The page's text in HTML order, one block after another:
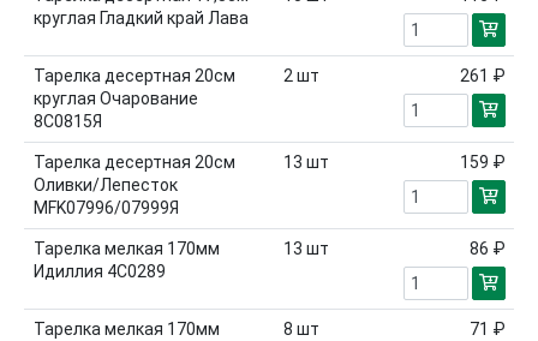
круглая Гладкий край Лава
Тарелка десертная 20см
круглая Очарование
8С0815Я
2 шт 261 ₽
Тарелка десертная 20см
Оливки/Лепесток
MFK07996/07999Я
13 шт 159 ₽
Тарелка мелкая 170мм
Идиллия 4С0289
13 шт 86 ₽
Тарелка мелкая 170мм
8 шт 71 ₽